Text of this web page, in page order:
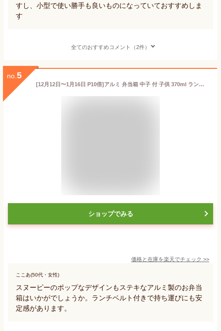
すし、小型で使い勝手も良いものになっていておすすめしま
す
全てのおすすめコメント（2件）
no. 5
[12月12日〜1月16日 P10倍]アルミ 弁当箱 中子 付 子供 370ml ランチベルト 付き 保温庫 対応 skater ALB5NV スケーター スヌーピー SNOOPY ピーナッツ 女性 レディース【アルミランチボックス キッズ お弁当箱 ランチ お弁当 入園 かわいい】
ショップでみる
価格と在庫を楽天でチェック >>
ここあ(50代・女性)
スヌーピーのポップなデザインもステキなアルミ製のお弁当
箱はいかがでしょうか。ランチベルト付きで持ち運びにも安
定感があります。